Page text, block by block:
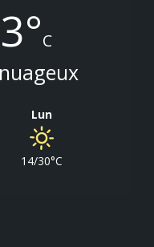
C
Lun
14/30°C